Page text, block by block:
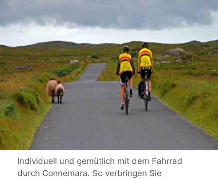
Individuell und gemütlich mit dem Fahrrad
durch Connemara. So verbringen Sie